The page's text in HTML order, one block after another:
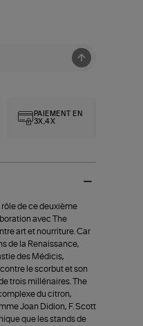
PAIEMENT EN
3X,4X
rôle de ce deuxième
avec The
art et nourriture. Car
de la Renaissance,
des Médicis,
le scorbut et son
trois millénaires. The
du citron,
Joan Didion, F. Scott
que les stands de